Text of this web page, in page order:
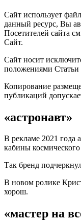
Сайт использует
данный ресурс, Вы
Посетителей сайта
Сайт.
Cайт носит
положениями Статьи
Копирование
публикаций
«астронавт»
В рекламе 2021 года
кабины
Так бренд
В новом ролике
хорош.
«мастер на